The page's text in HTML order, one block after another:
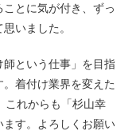
とに気が付き、ずっ
いました。
という仕事」を目指
着付け業界を変えた
これからも「杉山幸
す。よろしくお願い